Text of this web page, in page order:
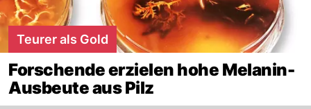
Teurer als Gold
Forschende erzielen hohe Melanin-
Ausbeute aus Pilz